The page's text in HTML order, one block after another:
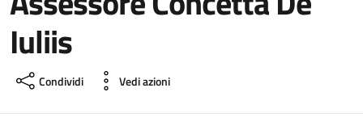
Iuliis
Condividi Vedi azioni